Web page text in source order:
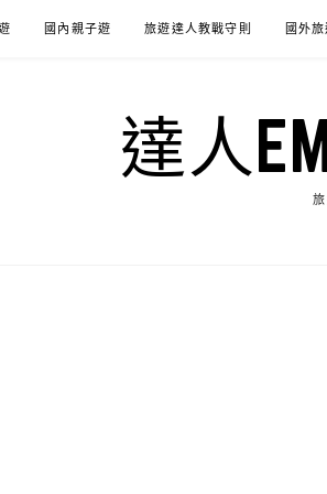
國內親子遊 旅遊達人教戰守則 國外
達人